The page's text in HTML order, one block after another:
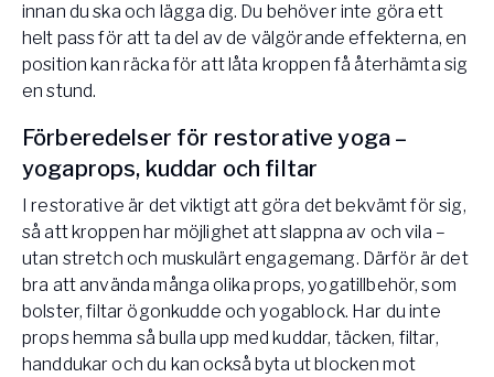
innan du ska och lägga dig. Du behöver inte göra ett
helt pass för att ta del av de välgörande effekterna, en
position kan räcka för att låta kroppen få återhämta sig
en stund.
Förberedelser för restorative yoga –
yogaprops, kuddar och filtar
I restorative är det viktigt att göra det bekvämt för sig,
så att kroppen har möjlighet att slappna av och vila –
utan stretch och muskulärt engagemang. Därför är det
bra att använda många olika props, yogatillbehör, som
bolster, filtar ögonkudde och yogablock. Har du inte
props hemma så bulla upp med kuddar, täcken, filtar,
handdukar och du kan också byta ut blocken mot